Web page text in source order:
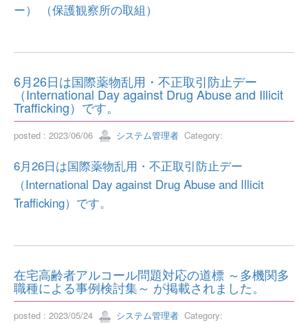
ー）
（保護観察所の取組）
6月26日は国際薬物乱用・不正取引防止デー
（International Day against Drug Abuse and Illicit
Trafficking）です。
posted : 2023/06/06 システム管理者 Category:
6月26日は国際薬物乱用・不正取引防止デー
（International Day against Drug Abuse and Illicit
Trafficking）です。
在宅高齢者アルコール問題対応の道標 ～多機関多
職種による事例検討集～ が掲載されました。
posted : 2023/05/24 システム管理者 Category: